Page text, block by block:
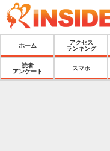
ホーム
アクセス
ランキング
読者
アンケート
スマホ